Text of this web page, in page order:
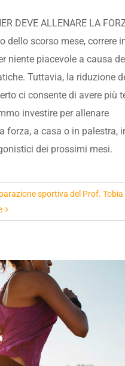
DEVE ALLENARE LA
dello scorso mese, correre
niente piacevole a causa
Tuttavia, la riduzione
ci consente di avere più
investire per allenare
forza, a casa o in palestra,
dei prossimi mesi.
sportiva del Prof.